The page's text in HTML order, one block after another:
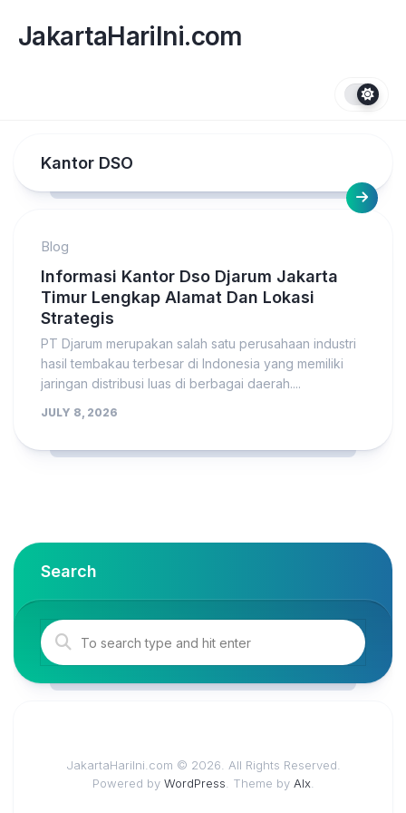
content
JakartaHariIni.com
Kantor DSO
Blog
Informasi Kantor Dso Djarum Jakarta
Timur Lengkap Alamat Dan Lokasi
Strategis
PT Djarum merupakan salah satu perusahaan industri
hasil tembakau terbesar di Indonesia yang memiliki
jaringan distribusi luas di berbagai daerah....
JULY 8, 2026
Search
JakartaHariIni.com © 2026. All Rights Reserved.
Powered by WordPress . Theme by Alx